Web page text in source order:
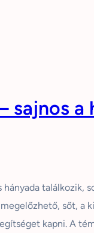
sajnos a
találkozik,
sőt, a
kapni. A